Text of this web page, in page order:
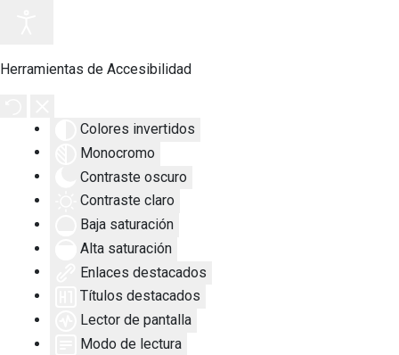
Herramientas de Accesibilidad
Colores invertidos
Monocromo
Contraste oscuro
Contraste claro
Baja saturación
Alta saturación
Enlaces destacados
Títulos destacados
Lector de pantalla
Modo de lectura